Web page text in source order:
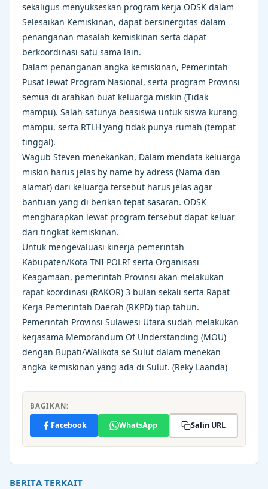
sekaligus menyukseskan program kerja ODSK dalam
Selesaikan Kemiskinan, dapat bersinergitas dalam
penanganan masalah kemiskinan serta dapat
berkoordinasi satu sama lain.
Dalam penanganan angka kemiskinan, Pemerintah
Pusat lewat Program Nasional, serta program Provinsi
semua di arahkan buat keluarga miskin (Tidak
mampu). Salah satunya beasiswa untuk siswa kurang
mampu, serta RTLH yang tidak punya rumah (tempat
tinggal).
Wagub Steven menekankan, Dalam mendata keluarga
miskin harus jelas by name by adress (Nama dan
alamat) dari keluarga tersebut harus jelas agar
bantuan yang di berikan tepat sasaran. ODSK
mengharapkan lewat program tersebut dapat keluar
dari tingkat kemiskinan.
Untuk mengevaluasi kinerja pemerintah
Kabupaten/Kota TNI POLRI serta Organisasi
Keagamaan, pemerintah Provinsi akan melakukan
rapat koordinasi (RAKOR) 3 bulan sekali serta Rapat
Kerja Pemerintah Daerah (RKPD) tiap tahun.
Pemerintah Provinsi Sulawesi Utara sudah melakukan
kerjasama Memorandum Of Understanding (MOU)
dengan Bupati/Walikota se Sulut dalam menekan
angka kemiskinan yang ada di Sulut. (Reky Laanda)
BAGIKAN:
Facebook WhatsApp Salin URL
BERITA TERKAIT